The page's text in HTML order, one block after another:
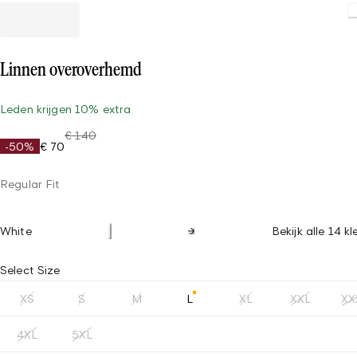
Linnen overoverhemd
Leden krijgen 10% extra
-50% € 70
€ 140
Regular Fit
White Bekijk alle 14
Select Size
XS S M L XL XXL
4XL 5XL